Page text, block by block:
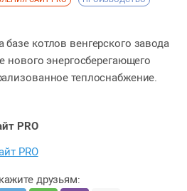
котлов венгерского завода
нового энергосберегающего
теплоснабжение.
PRO
PRO